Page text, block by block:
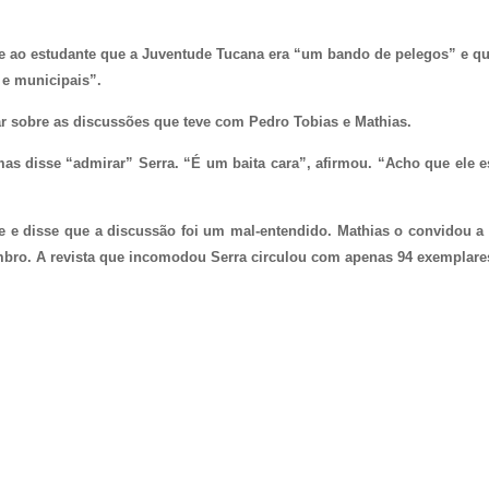
estudante que a Juventude Tucana era “um bando de pelegos” e
municipais”.
sobre as discussões que teve com Pedro Tobias e Mathias.
disse “admirar” Serra. “É um baita cara”, afirmou. “Acho que ele
e disse que a discussão foi um mal-entendido. Mathias o convidou a
A revista que incomodou Serra circulou com apenas 94